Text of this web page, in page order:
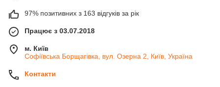
97% позитивних з 163 відгуків за рік
Працює з 03.07.2018
м. Київ
Софіївська Борщагівка, вул. Озерна 2, Київ, Україна
Контакти